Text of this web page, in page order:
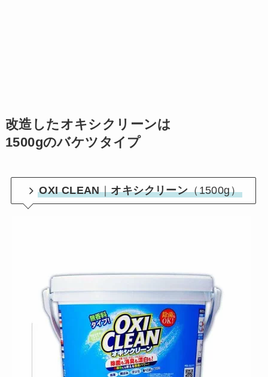
改造したオキシクリーンは
1500gのバケツタイプ
OXI CLEAN｜オキシクリーン（1500g）